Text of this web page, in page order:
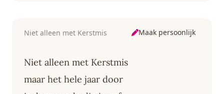
Niet alleen met Kerstmis Maak persoonlijk
Niet alleen met Kerstmis
maar het hele jaar door